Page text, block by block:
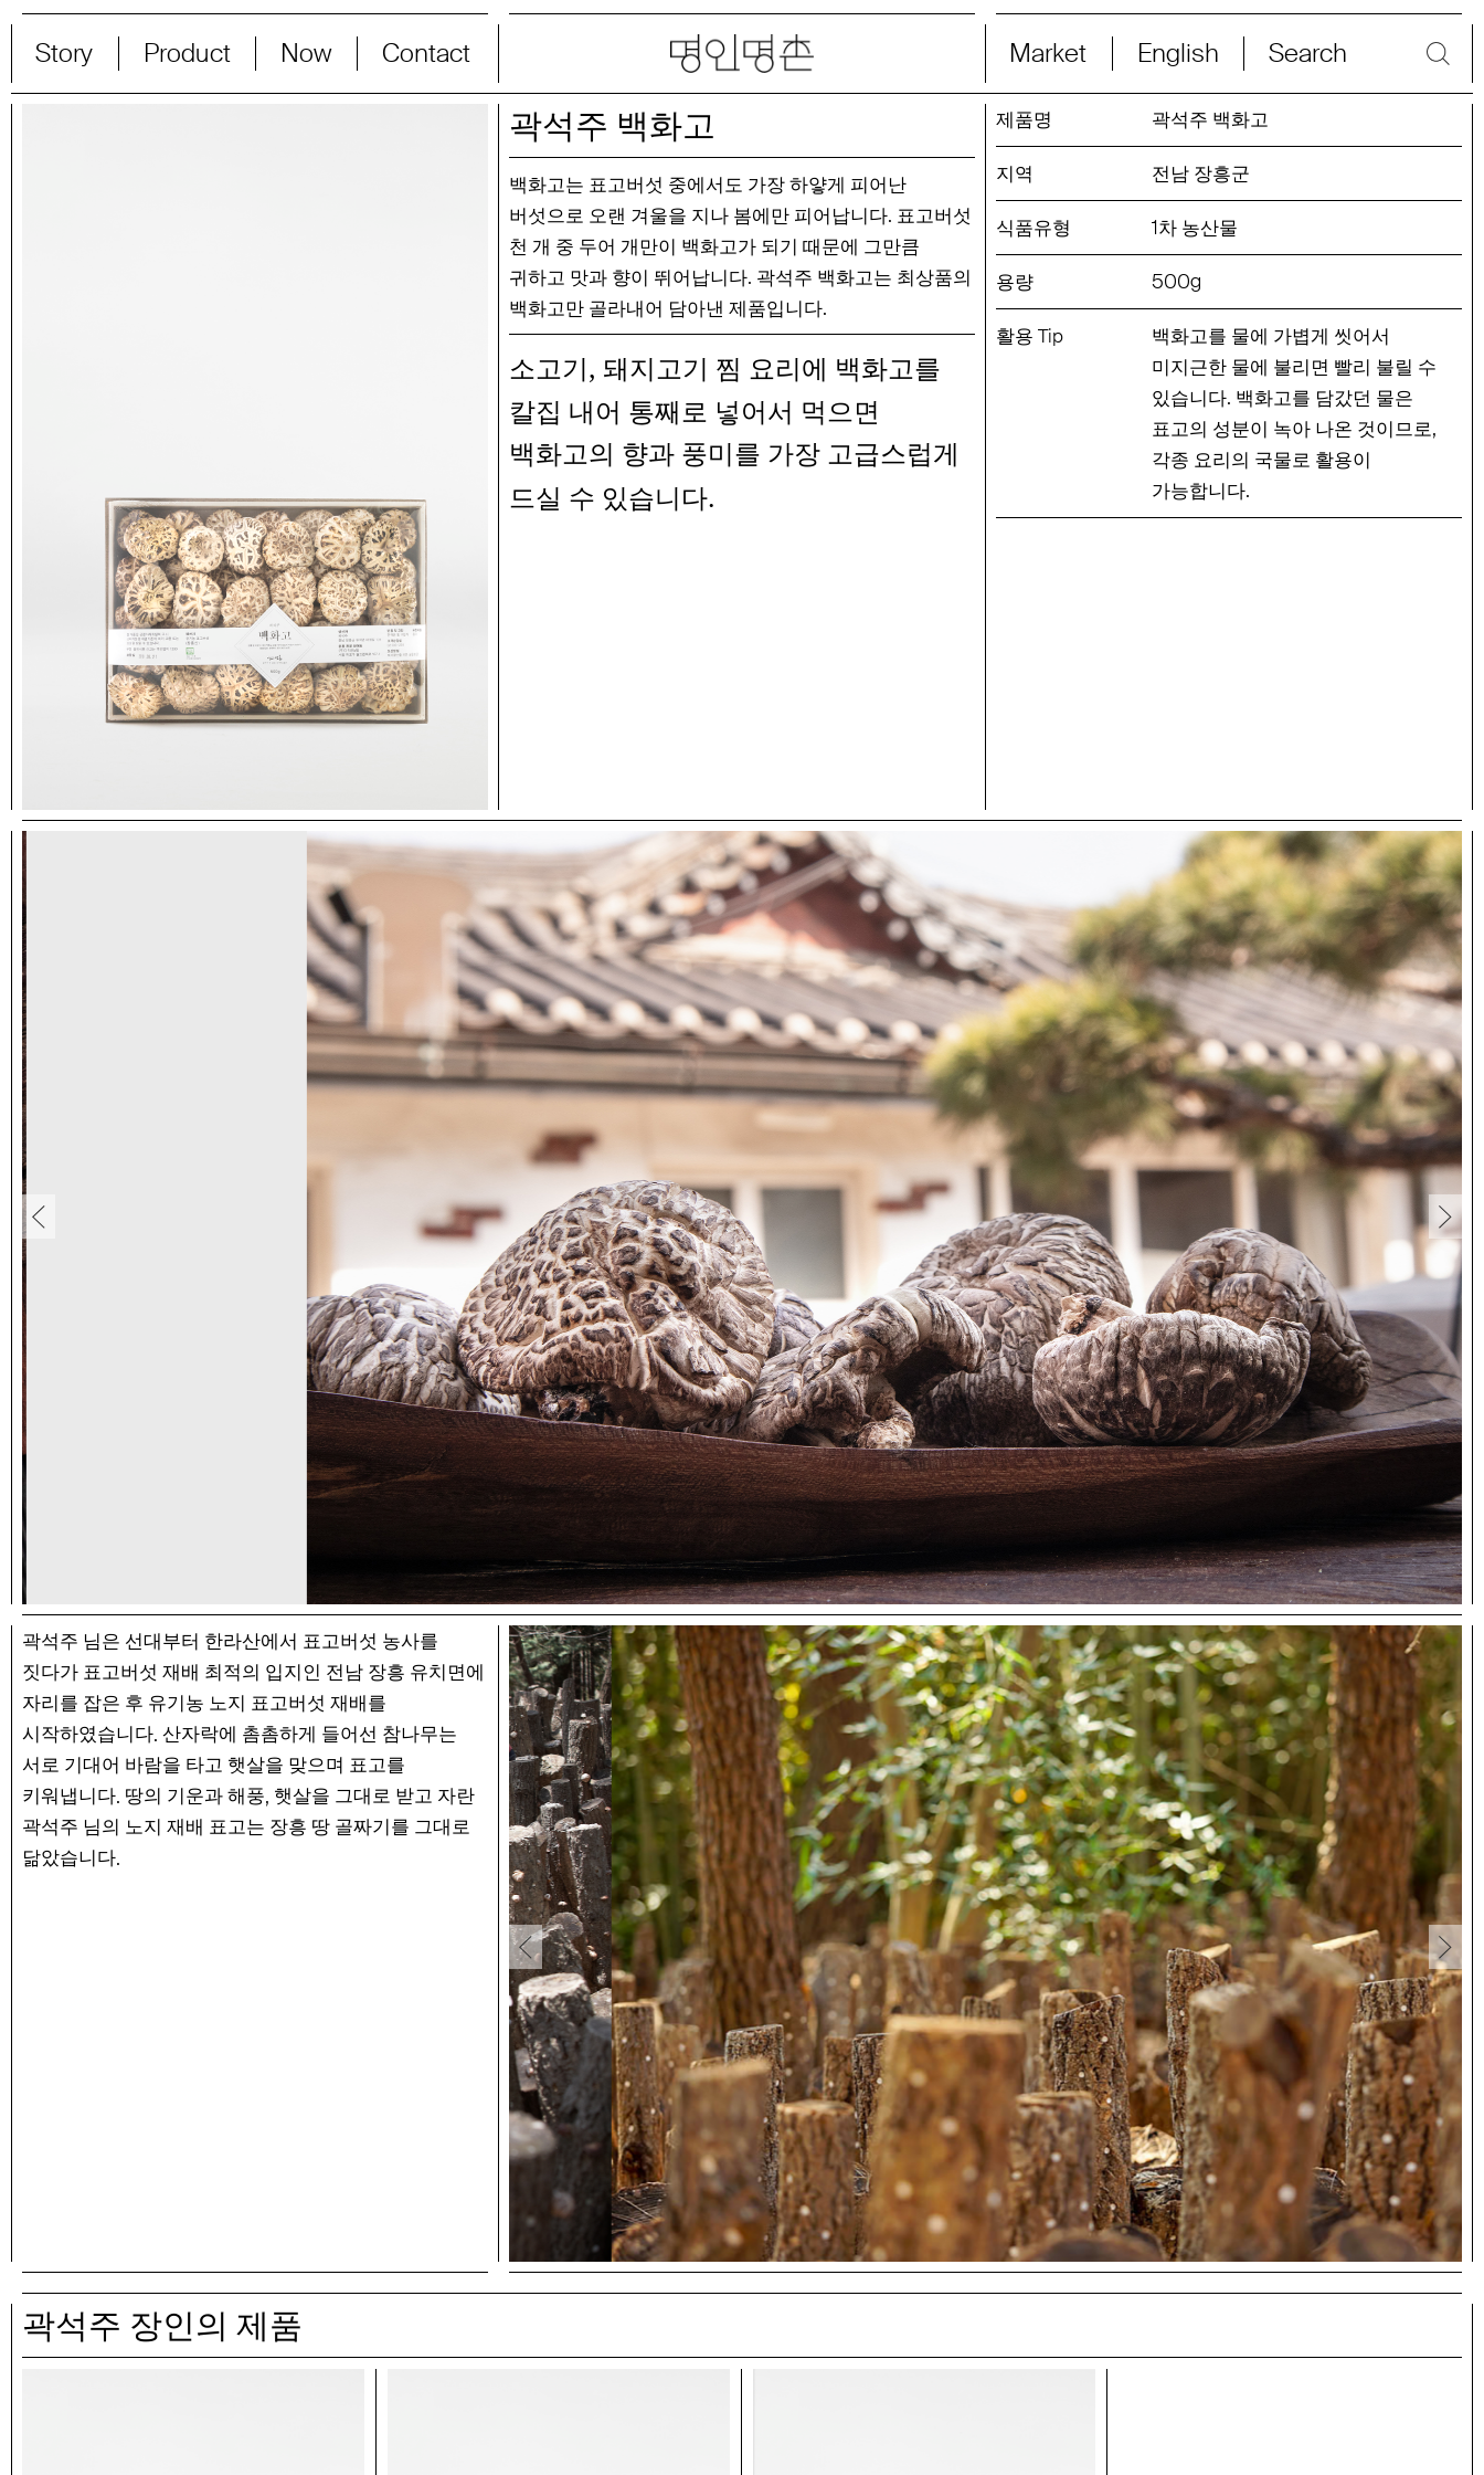
Story Product Now Contact Market English Search
곽석주 백화고
백화고는 표고버섯 중에서도 가장 하얗게 피어난
버섯으로 오랜 겨울을 지나 봄에만 피어납니다. 표고버섯
천 개 중 두어 개만이 백화고가 되기 때문에 그만큼
귀하고 맛과 향이 뛰어납니다. 곽석주 백화고는 최상품의
백화고만 골라내어 담아낸 제품입니다.
소고기 , 돼지고기 찜 요리에 백화고를
칼집 내어 통째로 넣어서 먹으면
백화고의 향과 풍미를 가장 고급스럽게
드실 수 있습니다.
곽석주 백화고
전남 장흥군
1차 농산물
500g
백화고를 물에 가볍게 씻어서
미지근한 물에 불리면 빨리 불릴 수
있습니다. 백화고를 담갔던 물은
표고의 성분이 녹아 나온 것이므로,
각종 요리의 국물로 활용이
가능합니다.
곽석주 님은 선대부터 한라산에서 표고버섯 농사를
짓다가 표고버섯 재배 최적의 입지인 전남 장흥 유치면에
자리를 잡은 후 유기농 노지 표고버섯 재배를
시작하였습니다. 산자락에 촘촘하게 들어선 참나무는
서로 기대어 바람을 타고 햇살을 맞으며 표고를
키워냅니다. 땅의 기운과 해풍, 햇살을 그대로 받고 자란
곽석주 님의 노지 재배 표고는 장흥 땅 골짜기를 그대로
닮았습니다.
곽석주 장인의 제품